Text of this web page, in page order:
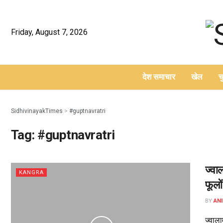
Friday, August 7, 2026
देश समाचार खेल
SidhivinayakTimes > #guptnavratri
Tag: #guptnavratri
KANGRA
BY